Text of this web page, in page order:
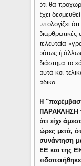
ότι θα
έχει
υπολογίζει
διαρθρωτικές
τελευταία
ούτως ή
διάστημα το
αυτά και
άδικο.
Η
ΠΑΡΑΚΛΗΣΗ
ότι είχε
ώρες μετά,
συνάντηση
ΕΕ και της